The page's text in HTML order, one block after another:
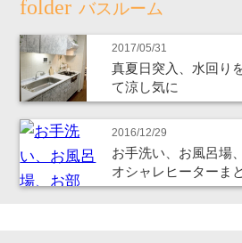
バスルーム
2017/05/31
真夏日突入、水回り
て涼し気に
2016/12/29
お手洗い、お風呂場
オシャレヒーターま